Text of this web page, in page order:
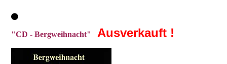
"CD - Bergweihnacht" Ausverkauft !